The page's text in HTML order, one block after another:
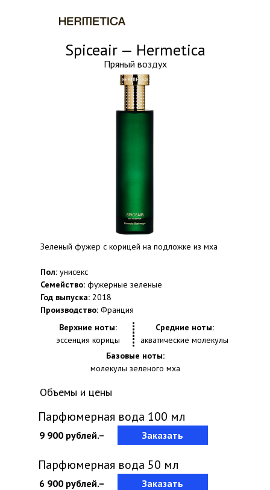
Spiceair — Hermetica
Пряный воздух
Зеленый фужер с корицей на подложке из мха
Пол: унисекс
Семейство: фужерные зеленые
Год выпуска: 2018
Производство: Франция
Верхние ноты:
эссенция корицы
Средние ноты:
акватические молекулы
Базовые ноты:
молекулы зеленого мха
Объемы и цены
Парфюмерная вода 100 мл
9 900 рублей.– Заказать
Парфюмерная вода 50 мл
6 900 рублей.– Заказать